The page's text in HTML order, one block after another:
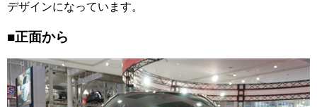
デザインになっています。
■正面から